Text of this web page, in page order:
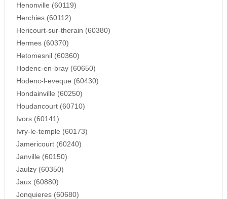
Henonville (60119)
Herchies (60112)
Hericourt-sur-therain (60380)
Hermes (60370)
Hetomesnil (60360)
Hodenc-en-bray (60650)
Hodenc-l-eveque (60430)
Hondainville (60250)
Houdancourt (60710)
Ivors (60141)
Ivry-le-temple (60173)
Jamericourt (60240)
Janville (60150)
Jaulzy (60350)
Jaux (60880)
Jonquieres (60680)